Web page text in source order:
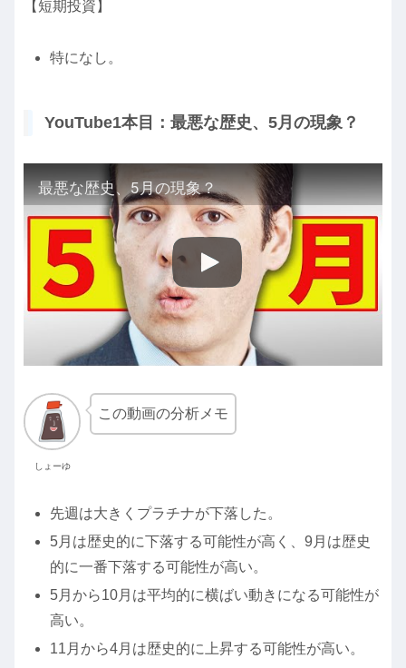
【短期投資】
特になし。
YouTube1本目：最悪な歴史、5月の現象？
最悪な歴史、5月の現象？
しょーゆ
この動画の分析メモ
先週は大きくプラチナが下落した。
5月は歴史的に下落する可能性が高く、9月は歴史
的に一番下落する可能性が高い。
5月から10月は平均的に横ばい動きになる可能性が
高い。
11月から4月は歴史的に上昇する可能性が高い。